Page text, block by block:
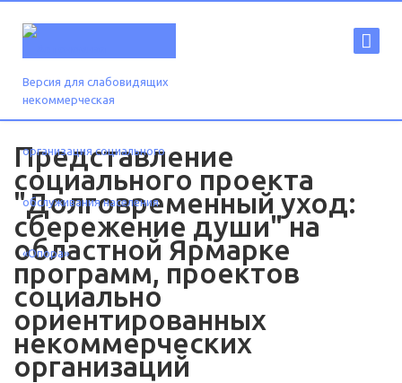
Версия для слабовидящих
Представление
социального проекта
"Долговременный уход:
сбережение души" на
областной Ярмарке
программ, проектов
социально
ориентированных
некоммерческих
организаций